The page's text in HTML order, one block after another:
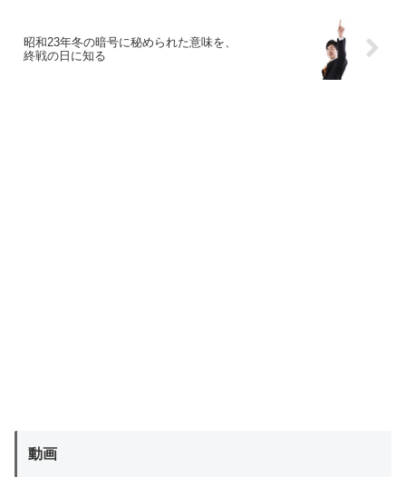
昭和23年冬の暗号に秘められた意味を、
終戦の日に知る
動画